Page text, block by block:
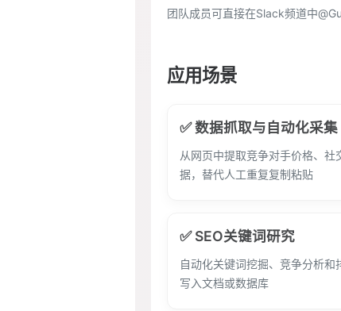
团队成员可直接在Slack频道中
应用场景
✅ 数据抓取与自动化采集
从网页中提取竞争对手价格、社
据，替代人工重复复制粘贴
✅ SEO关键词研究
自动化关键词挖掘、竞争分析和
写入文档或数据库